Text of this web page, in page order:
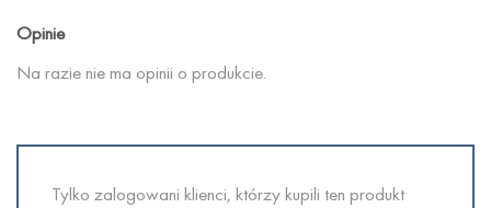
Opinie
Na razie nie ma opinii o produkcie.
Tylko zalogowani klienci, którzy kupili ten produkt